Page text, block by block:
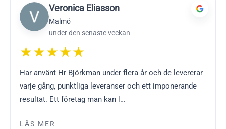
Veronica Eliasson
Malmö
under den senaste veckan
★★★★★
Har använt Hr Björkman under flera år och de levererar
varje gång, punktliga leveranser och ett imponerande
resultat. Ett företag man kan l…
LÄS MER